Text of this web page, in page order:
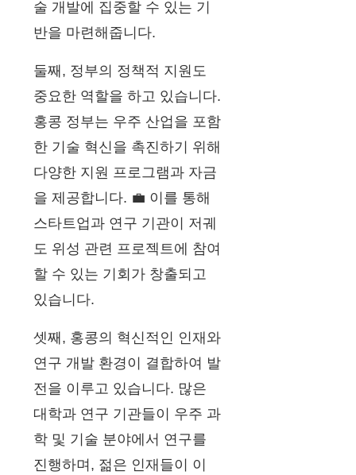
술 개발에 집중할 수 있는 기
반을 마련해줍니다.
둘째, 정부의 정책적 지원도
중요한 역할을 하고 있습니다.
홍콩 정부는 우주 산업을 포함
한 기술 혁신을 촉진하기 위해
다양한 지원 프로그램과 자금
을 제공합니다. 💼 이를 통해
스타트업과 연구 기관이 저궤
도 위성 관련 프로젝트에 참여
할 수 있는 기회가 창출되고
있습니다.
셋째, 홍콩의 혁신적인 인재와
연구 개발 환경이 결합하여 발
전을 이루고 있습니다. 많은
대학과 연구 기관들이 우주 과
학 및 기술 분야에서 연구를
진행하며, 젊은 인재들이 이